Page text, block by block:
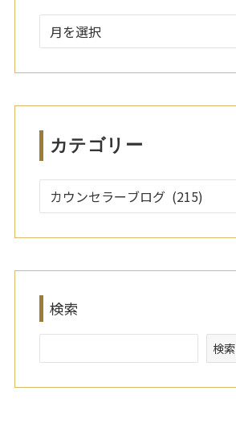
ー
ブ
カテゴリー
検索
検索